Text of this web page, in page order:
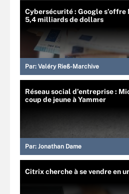
Cybersécurité : Google s’offre
5,4 milliards de dollars
Par: Valéry Rieß-Marchive
Réseau social d’entreprise :
coup de jeune à Yammer
Par: Jonathan Dame
Citrix cherche à se vendre en